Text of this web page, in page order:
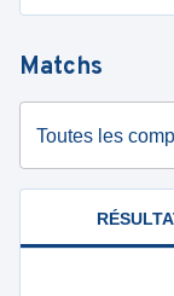
Matchs
Toutes les